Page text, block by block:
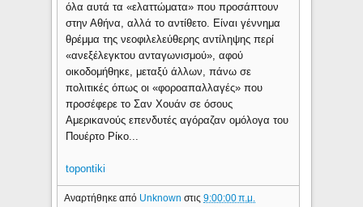
όλα αυτά τα «ελαττώματα» που προσάπτουν
στην Αθήνα, αλλά το αντίθετο. Είναι γέννημα
θρέμμα της νεοφιλελεύθερης αντίληψης περί
«ανεξέλεγκτου ανταγωνισμού», αφού
οικοδομήθηκε, μεταξύ άλλων, πάνω σε
πολιτικές όπως οι «φοροαπαλλαγές» που
προσέφερε το Σαν Χουάν σε όσους
Αμερικανούς επενδυτές αγόραζαν ομόλογα του
Πουέρτο Ρίκο...
topontiki
Αναρτήθηκε από Unknownστις9:00:00 π.μ.